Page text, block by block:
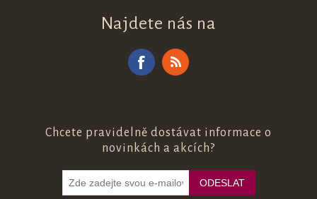
Najdete nás na
Chcete pravidelně dostávat informace o
novinkách a akcích?